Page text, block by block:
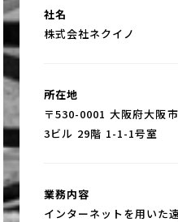
社名
株式会社ネクイノ
所在地
〒530-0001 大阪府大阪
3ビル 29階 1-1-1号室
業務内容
インターネットを用いた